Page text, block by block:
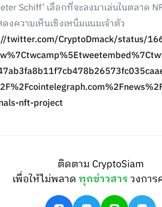
Schiff’ เลือกที่จะลงมาเล่นในตลาด
งความเห็นเชิงเหน็มแนมเจ้าตัว
twitter.com/CryptoDmack/status/
nft-project
ติดตาม CryptoSiam
เพื่อให้ไม่พลาดทุกข่าวสารวงกา